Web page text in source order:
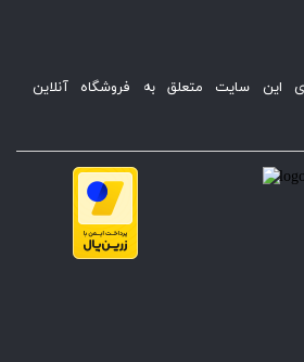
این سایت متعلق به فروشگاه آنلاین